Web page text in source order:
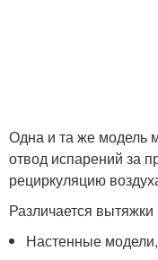
Одна и та же модель
отвод испарений за
рециркуляцию
Различается
Настенные